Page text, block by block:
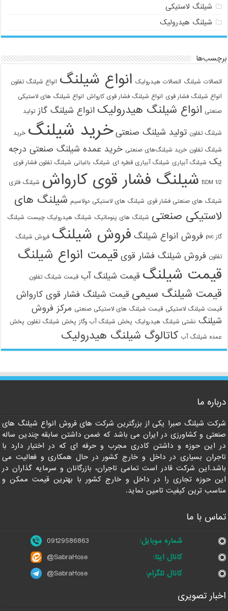
شیلنگ لاستیکی
شیلنگ هیدرولیک
برچسب‌ها
اتصالات شیلنگ اتصالات هیدرولیک انواع شیلنگ انواع شیلنگ تفلون
انواع شیلنگ فشار قوی انواع شیلنگ فشار قوی کارواش انواع شیلنگ های لاستیکی
صنعتی انواع شیلنگ هیدرولیک انواع شیلنگ گاز تولید
شیلنگ تفلون تولید شیلنگ صنعتی خرید شیلنگ خرید
شیلنگ تفلون خرید شیلنگ‌های صنعتی خرید عمده شیلنگ صنعتی درجه
یک شیلنگ آبیاری شیلنگ آبیاری قطره ای شیلنگ باغبانی شیلنگ تفلون فشار قوی
1/2 BDM شیلنگ فشار قوی کارواش شیلنگ فلزی
شیلنگ های صنعتی فشار قوی شیلنگ های لاستیکی دولاسیم شیلنگ های
لاستیکی صنعتی شیلنگ های پنوماتیک شیلنگ هیدرولیک چیست شیلنگ
گاز pvc فروش انواع شیلنگ فروش شیلنگ فروش شیلنگ
تفلون فروش شیلنگ فشار قوی قیمت انواع شیلنگ
قیمت شیلنگ قیمت شیلنگ آب قیمت شیلنگ تفلون
قیمت شیلنگ سیمی قیمت شیلنگ فشار قوی کارواش
قیمت شیلنگ لاستیکی قیمت شیلنگ های لاستیکی صنعتی مرکز فروش
شیلنگ نشتی شیلنگ هیدرولیک پخش شیلنگ آب وگاز پخش شیلنگ تفلون پخش
عمده شیلنگ آب کاتالوگ شیلنگ هیدرولیک
درباره ما
شرکت شیلنگ صبرا یکی از بزرگترین شرکت های فروش انواع شیلنگ های
صنعتی و کشاورزی در ایران می باشد که ضمن داشتن سابقه چندین ساله
در این حوزه و داشتن کادری مجرب و حرفه ای که در اختیار دارد با
تاجران بسیاری در داخل و خارج کشور در حال همکاری و فعالیت می
باشد.این شرکت قادر است تمامی تاجران، بازرگانان و سرمایه گذاران در
این حوزه تجاری را در داخل و خارج کشور با بهترین قیمت ممکن و
مناسب ترین کیفیت تامین نماید.
تماس با ما
شماره موبایل:
09129586863
کانال ایتا:
@SabraHose
کانال تلگرام:
@SabraHose
اخبار تصویری
09129586863